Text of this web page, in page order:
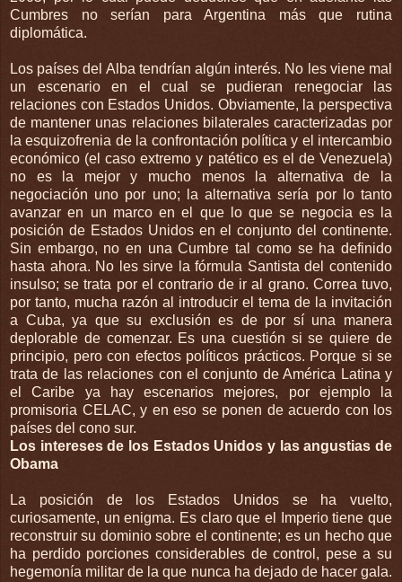
Cumbres no serían para Argentina más que rutina
diplomática.
Los países del Alba tendrían algún interés. No les viene mal
un escenario en el cual se pudieran renegociar las
relaciones con Estados Unidos. Obviamente, la perspectiva
de mantener unas relaciones bilaterales caracterizadas por
la esquizofrenia de la confrontación política y el intercambio
económico (el caso extremo y patético es el de Venezuela)
no es la mejor y mucho menos la alternativa de la
negociación uno por uno; la alternativa sería por lo tanto
avanzar en un marco en el que lo que se negocia es la
posición de Estados Unidos en el conjunto del continente.
Sin embargo, no en una Cumbre tal como se ha definido
hasta ahora. No les sirve la fórmula Santista del contenido
insulso; se trata por el contrario de ir al grano. Correa tuvo,
por tanto, mucha razón al introducir el tema de la invitación
a Cuba, ya que su exclusión es de por sí una manera
deplorable de comenzar. Es una cuestión si se quiere de
principio, pero con efectos políticos prácticos. Porque si se
trata de las relaciones con el conjunto de América Latina y
el Caribe ya hay escenarios mejores, por ejemplo la
promisoria CELAC, y en eso se ponen de acuerdo con los
países del cono sur.
Los intereses de los Estados Unidos y las angustias de
Obama
La posición de los Estados Unidos se ha vuelto,
curiosamente, un enigma. Es claro que el Imperio tiene que
reconstruir su dominio sobre el continente; es un hecho que
ha perdido porciones considerables de control, pese a su
hegemonía militar de la que nunca ha dejado de hacer gala.